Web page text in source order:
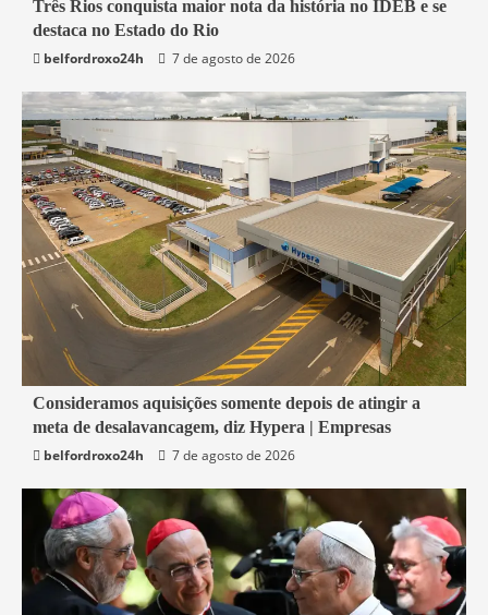
2 min read
Educação
Rio de Janeiro
Três Rios conquista maior nota da história no IDEB e se
destaca no Estado do Rio
belfordroxo24h
7 de agosto de 2026
4 min read
Economia
Consideramos aquisições somente depois de atingir a
meta de desalavancagem, diz Hypera | Empresas
belfordroxo24h
7 de agosto de 2026